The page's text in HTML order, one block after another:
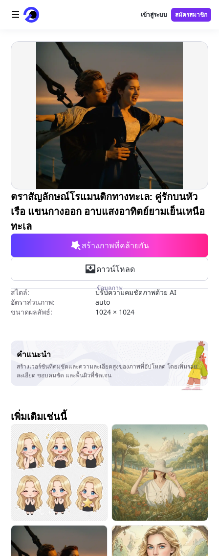
หน้าแรก
โลโก้ AI
วิดีโอ AI
เครื่องมือ AI
เครื่องมือฟรี
เข้าสู่ระบบ สมัครสมาชิก
ตราสัญลักษณ์โรแมนติกทางทะเล: คู่รักบนหัว
เรือ แขนกางออก อาบแสงอาทิตย์ยามเย็นเหนือ
ทะเล
สร้างภาพที่คล้ายกัน
ดาวน์โหลด
ข้อมูลภาพ
สไตล์:
ปรับความคมชัดภาพด้วย AI
อัตราส่วนภาพ:
auto
ขนาดผลลัพธ์:
1024 × 1024
คำแนะนำ
สร้างเวอร์ชันที่คมชัดและความละเอียดสูงของภาพที่อัปโหลด โดยเพิ่มราย
ละเอียด ขอบคมชัด และพื้นผิวที่ชัดเจน
เพิ่มเติมเช่นนี้